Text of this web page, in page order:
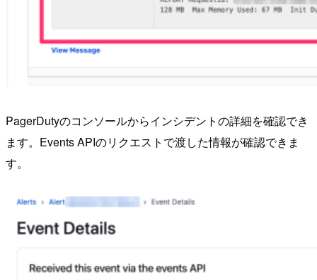
PagerDutyのコンソールからインシデントの詳細を確認でき
ます。Events APIのリクエストで渡した情報が確認できま
す。